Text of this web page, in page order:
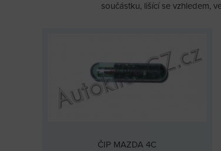
součástku, lišící se vzhledem,
ČIP MAZDA 4C